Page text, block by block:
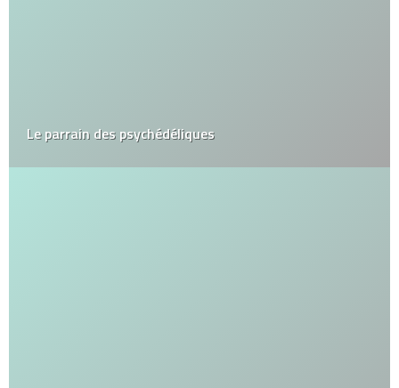
Le parrain des psychédéliques